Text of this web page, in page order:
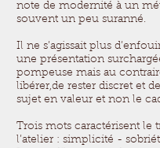
note de modernité à un
souvent un peu suranné.
Il ne s’agissait plus
une présentation
pompeuse mais au
libérer,de rester discret et
sujet en valeur et non le
Trois mots caractérisent le
l’atelier : simplicité -